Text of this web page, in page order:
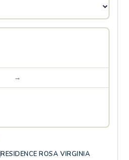
→
RESIDENCE ROSA VIRGINIA